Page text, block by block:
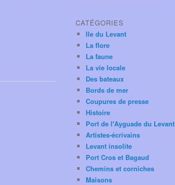
CATÉGORIES
Ile du Levant
La flore
La faune
La vie locale
Des bateaux
Bords de mer
Coupures de presse
Histoire
Port de l'Ayguade du Levant
Artistes-écrivains
Levant insolite
Port Cros et Bagaud
Chemins et corniches
Maisons